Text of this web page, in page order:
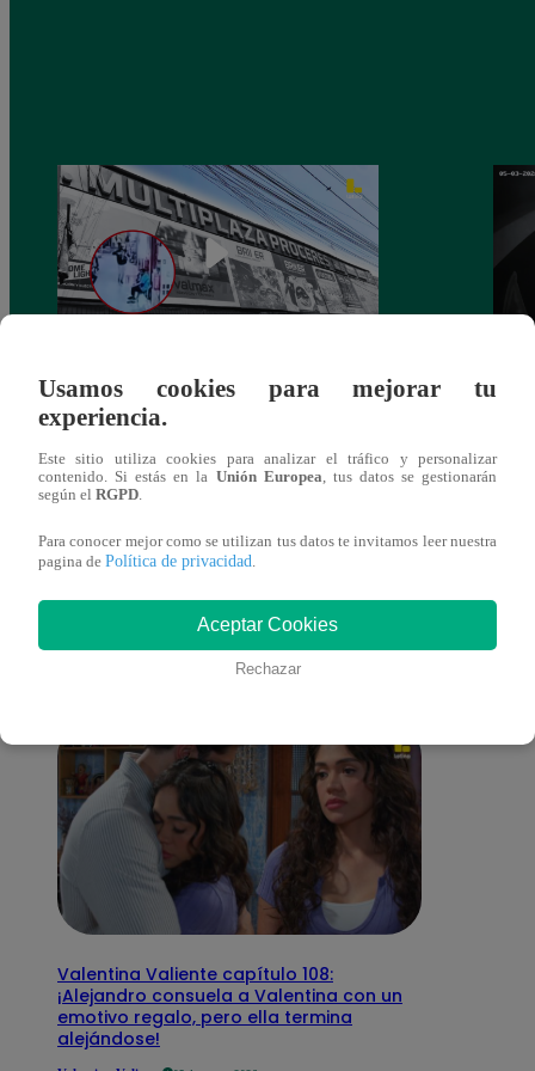
Asesinan a comerciante ferretero dentro de
galería en San Juan de Lurigancho
También te puede
interesar
Valentina Valiente capítulo 108:
¡Alejandro consuela a Valentina con un
emotivo regalo, pero ella termina
alejándose!
Usamos cookies para mejorar tu
experiencia.
Este sitio utiliza cookies para analizar el tráfico y personalizar
contenido. Si estás en la Unión Europea , tus datos se gestionarán
según el RGPD
Para conocer mejor como se utilizan tus datos te invitamos leer nuestra
pagina de Política de privacidad
Aceptar Cookies
Rechazar